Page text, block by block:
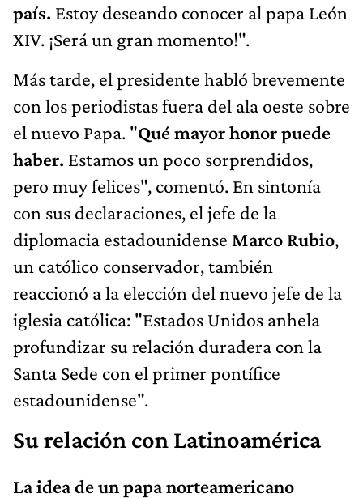
país. Estoy deseando conocer al papa León
XIV. ¡Será un gran momento!".
Más tarde, el presidente habló brevemente
con los periodistas fuera del ala oeste sobre
el nuevo Papa. "Qué mayor honor puede
haber. Estamos un poco sorprendidos,
pero muy felices", comentó. En sintonía
con sus declaraciones, el jefe de la
diplomacia estadounidense Marco Rubio,
un católico conservador, también
reaccionó a la elección del nuevo jefe de la
iglesia católica: "Estados Unidos anhela
profundizar su relación duradera con la
Santa Sede con el primer pontífice
estadounidense".
Su relación con Latinoamérica
La idea de un papa norteamericano